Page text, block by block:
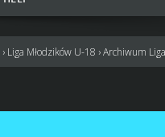
› Liga Młodzików U-18 ›Archiwum